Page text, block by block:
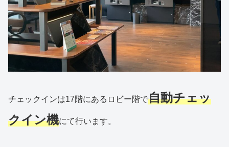
チェックインは17階にあるロビー階で自動チェッ
クイン機にて行います。